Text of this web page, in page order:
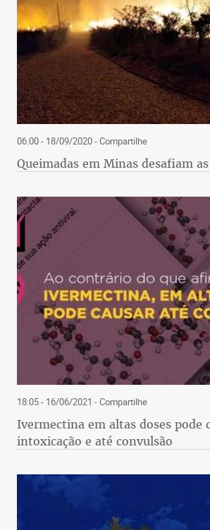
06:00 - 18/09/2020- Compartilhe
Queimadas em Minas desafiam
18:05 - 16/06/2021 - Compartilhe
Ivermectina em altas doses pode
intoxicação e até convulsão